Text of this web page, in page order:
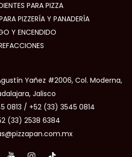
PARA PIZZA
PIZZERÍA Y PANADERÍA
Y ENCENDIDO
Yañez #2006, Col. Moderna,
Jalisco
0813 / +52 (33) 3545 0814
(33) 2538 6384